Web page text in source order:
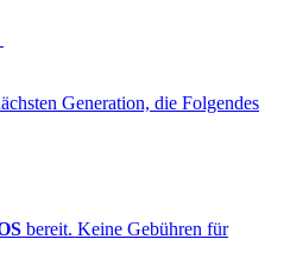
Generation, die Folgendes
bereit. Keine Gebühren für